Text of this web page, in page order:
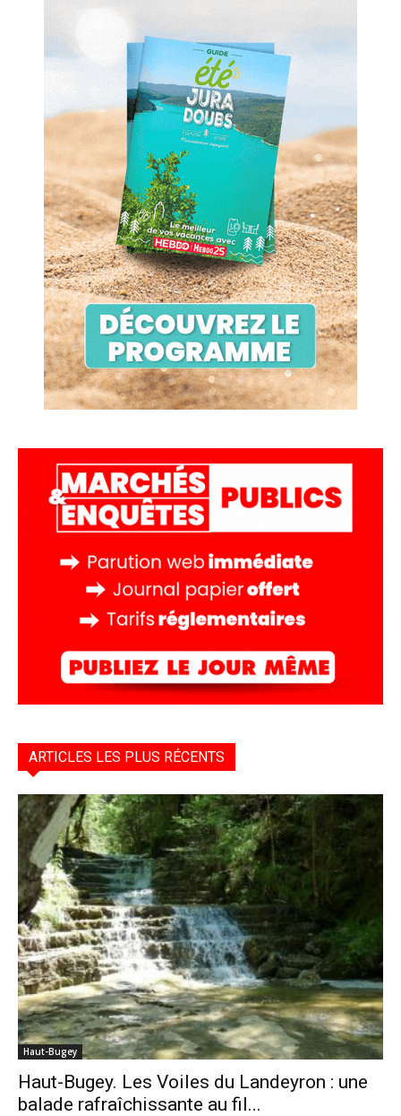
ARTICLES LES PLUS RÉCENTS
Haut-Bugey
Haut-Bugey. Les Voiles du Landeyron : une
balade rafraîchissante au fil...